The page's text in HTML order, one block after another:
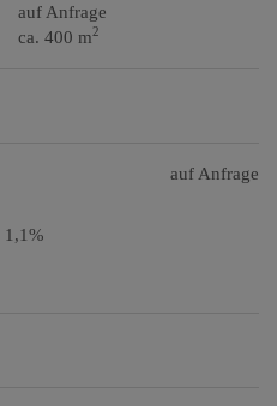
auf Anfrage
ca. 400 m2
auf Anfrage
1,1%